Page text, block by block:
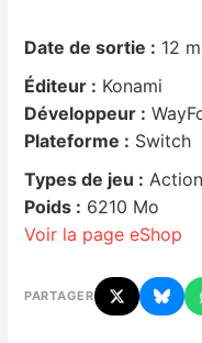
Tests et
Tests de jeux
Tests
Previews
Date de sortie : 12
Éditeur : Konami
Développeur :
Plateforme : Switch
Types de jeu :
Poids : 6210 Mo
Voir la page eShop
PARTAGER